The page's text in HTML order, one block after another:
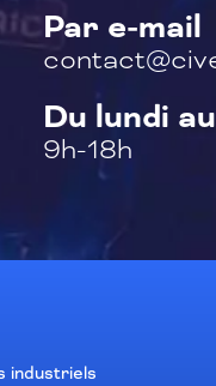
Par e-mail
Du lundi
9h-18h
industriels